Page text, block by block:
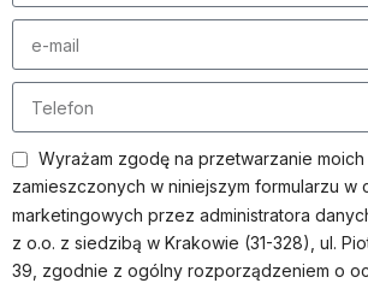
Wyrażam zgodę na przetwarzanie
zamieszczonych w niniejszym formularzu w
marketingowych przez administratora
z o.o. z siedzibą w Krakowie (31-328), ul.
39, zgodnie z ogólny rozporządzeniem o